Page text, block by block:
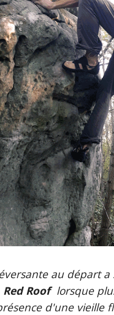
au départ
Red Rooflorsque
d'une vieille